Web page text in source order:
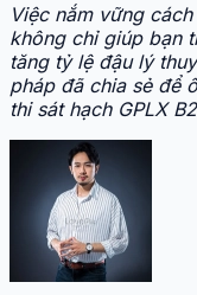
Việc nắm vững
không chỉ giúp bạn
tăng tỷ lệ đậu lý
pháp đã chia sẻ để
thi sát hạch GPLX